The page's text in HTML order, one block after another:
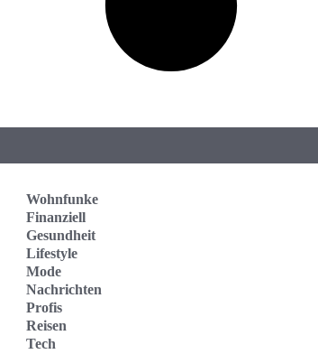
Wohnfunke
Finanziell
Gesundheit
Lifestyle
Mode
Nachrichten
Profis
Reisen
Tech